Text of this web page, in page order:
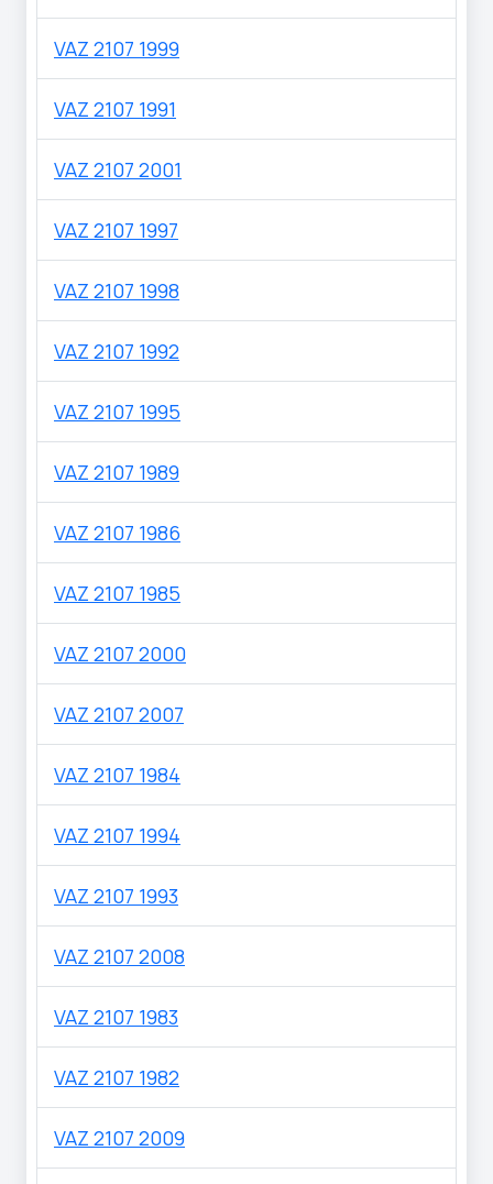
VAZ 2107 1999
VAZ 2107 1991
VAZ 2107 2001
VAZ 2107 1997
VAZ 2107 1998
VAZ 2107 1992
VAZ 2107 1995
VAZ 2107 1989
VAZ 2107 1986
VAZ 2107 1985
VAZ 2107 2000
VAZ 2107 2007
VAZ 2107 1984
VAZ 2107 1994
VAZ 2107 1993
VAZ 2107 2008
VAZ 2107 1983
VAZ 2107 1982
VAZ 2107 2009